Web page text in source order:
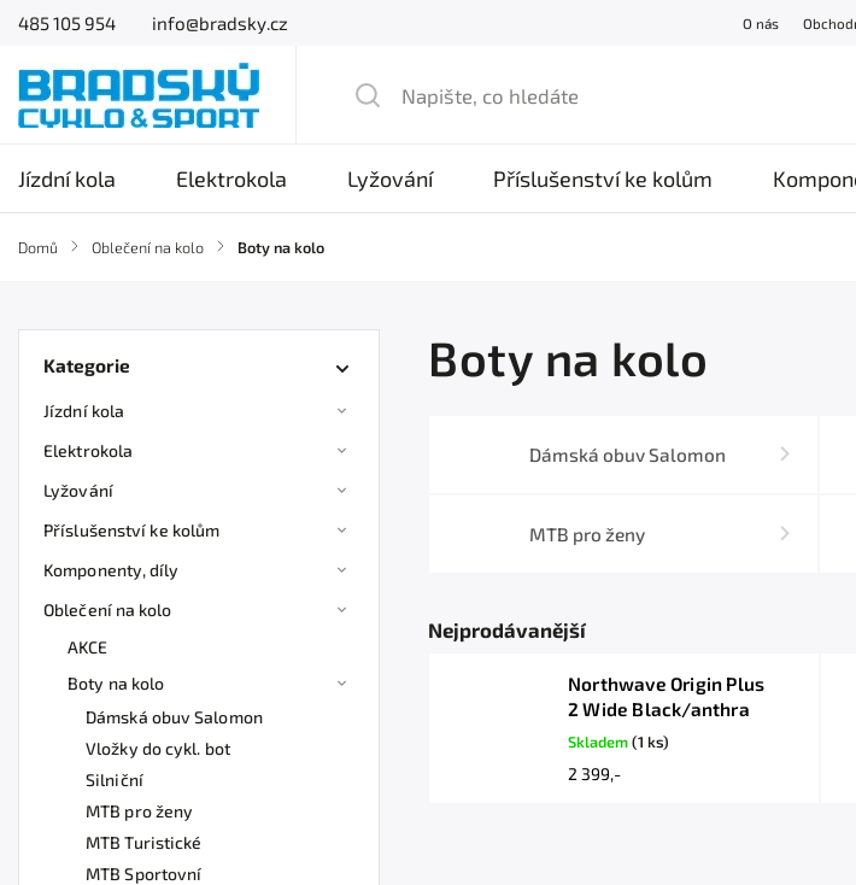
485 105 954 info@bradsky.cz O nás
Jízdní kola Elektrokola Lyžování Příslušenství ke kolům
Domů / Oblečení na kolo / Boty na kolo
Kategorie
Jízdní kola
Elektrokola
Lyžování
Příslušenství ke kolům
Komponenty, díly
Oblečení na kolo
AKCE
Boty na kolo
Dámská obuv Salomon
Vložky do cykl. bot
Silniční
MTB pro ženy
MTB Turistické
MTB Sportovní
Boty na kolo
Dámská obuv Salomon
MTB pro ženy
Nejprodávanější
Northwave Origin Plus
2 Wide Black/anthra
Skladem(1 ks)
2 399,-